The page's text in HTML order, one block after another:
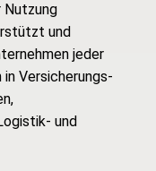
Nutzung
und
jeder
Versicherungs-
und